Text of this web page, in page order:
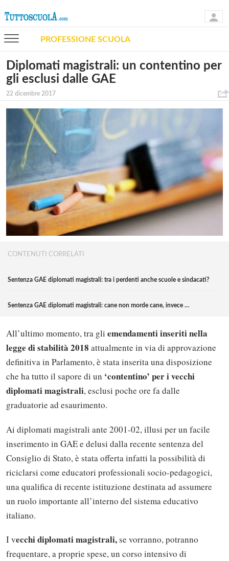
PROFESSIONE SCUOLA
Diplomati magistrali: un contentino per
gli esclusi dalle GAE
22 dicembre 2017
CONTENUTI CORRELATI
Sentenza GAE diplomati magistrali: tra i perdenti anche scuole e sindacati?
Sentenza GAE diplomati magistrali: cane non morde cane, invece …
All’ultimo momento, tra gli emendamenti inseriti nella
legge di stabilità 2018 attualmente in via di approvazione
definitiva in Parlamento, è stata inserita una disposizione
che ha tutto il sapore di un ‘contentino’ per i vecchi
diplomati magistrali, esclusi poche ore fa dalle
graduatorie ad esaurimento.
Ai diplomati magistrali ante 2001-02, illusi per un facile
inserimento in GAE e delusi dalla recente sentenza del
Consiglio di Stato, è stata offerta infatti la possibilità di
riciclarsi come educatori professionali socio-pedagogici,
una qualifica di recente istituzione destinata ad assumere
un ruolo importante all’interno del sistema educativo
italiano.
I vecchi diplomati magistrali,se vorranno, potranno
frequentare, a proprie spese, un corso intensivo di